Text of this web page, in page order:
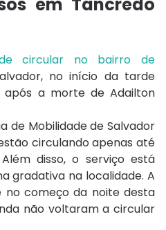
circular no bairro de
no início da tarde
após a morte de Adailton
de Mobilidade de Salvador
circulando apenas até
disso, o serviço está
gradativa na localidade. A
no começo da noite desta
não voltaram a circular